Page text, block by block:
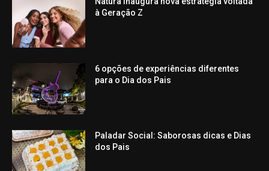
à Geração Z
6 opções de experiências diferentes
para o Dia dos Pais
Paladar Social: Saborosas dicas e Dias
dos Pais